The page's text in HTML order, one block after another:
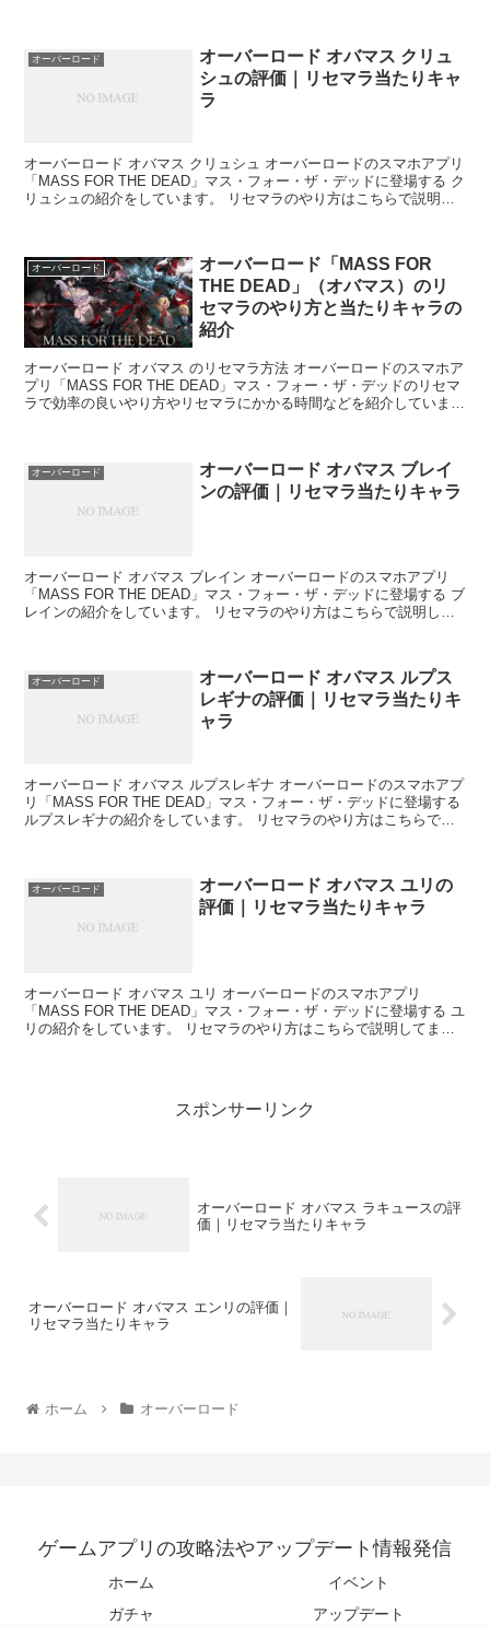
オーバーロード
オーバーロード オバマス クリュ
シュの評価｜リセマラ当たりキャ
ラ
オーバーロード オバマス クリュシュ オーバーロードのスマホアプリ
「MASS FOR THE DEAD」マス・フォー・ザ・デッドに登場する ク
リュシュの紹介をしています。 リセマラのやり方はこちらで説明し
オーバーロード
オーバーロード「MASS FOR
THE DEAD」（オバマス）のリ
セマラのやり方と当たりキャラの
紹介
オーバーロード オバマス のリセマラ方法 オーバーロードのスマホア
プリ「MASS FOR THE DEAD」マス・フォー・ザ・デッドのリセマ
ラで効率の良いやり方やリセマラにかかる時間などを紹介していま
オーバーロード
オーバーロード オバマス ブレイ
ンの評価｜リセマラ当たりキャラ
オーバーロード オバマス ブレイン オーバーロードのスマホアプリ
「MASS FOR THE DEAD」マス・フォー・ザ・デッドに登場する ブ
レインの紹介をしています。 リセマラのやり方はこちらで説明して
オーバーロード
オーバーロード オバマス ルプス
レギナの評価｜リセマラ当たりキ
ャラ
オーバーロード オバマス ルプスレギナ オーバーロードのスマホアプ
リ「MASS FOR THE DEAD」マス・フォー・ザ・デッドに登場する
ルプスレギナの紹介をしています。 リセマラのやり方はこちらで説
オーバーロード
オーバーロード オバマス ユリの
評価｜リセマラ当たりキャラ
オーバーロード オバマス ユリ オーバーロードのスマホアプリ
「MASS FOR THE DEAD」マス・フォー・ザ・デッドに登場する ユ
リの紹介をしています。 リセマラのやり方はこちらで説明してま
スポンサーリンク
オーバーロード オバマス ラキュースの評
価｜リセマラ当たりキャラ
オーバーロード オバマス エンリの評価｜
リセマラ当たりキャラ
ホーム オーバーロード
ゲームアプリの攻略法やアップデート情報発信
ホーム
イベント
ガチャ
アップデート